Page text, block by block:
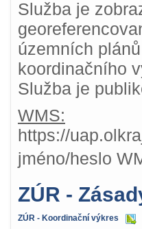
Služba je
územních
koordinačního
Služba je
WMS:
https://
jméno/heslo
ZÚR -
ZÚR - Koordinační výkres